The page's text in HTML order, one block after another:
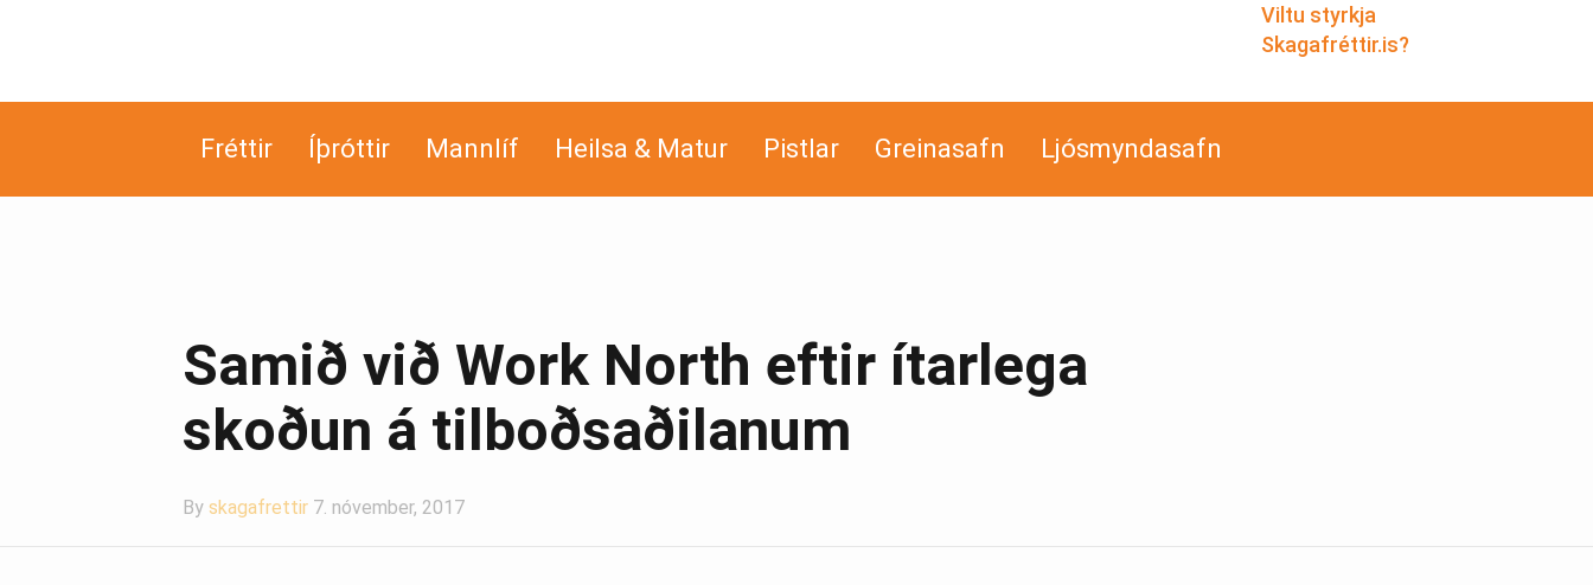
Viltu styrkja
Skagafréttir.is?
Fréttir Íþróttir Mannlíf Heilsa & Matur Pistlar Greinasafn Ljósmyndasafn
Samið við Work North eftir ítarlega
skoðun á tilboðsaðilanum
By skagafrettir 7. nóvember, 2017